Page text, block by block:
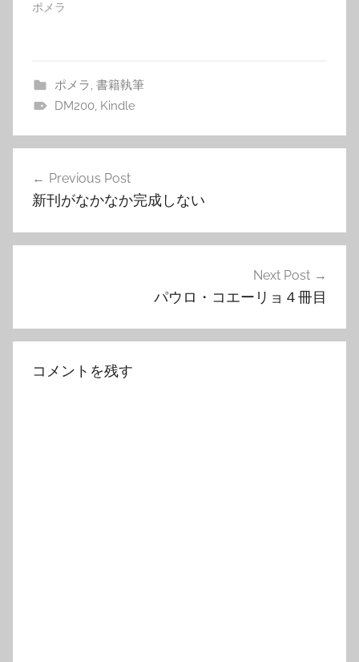
ポメラ
ポメラ, 書籍執筆
DM200, Kindle
ビ
シ
Previous Post
新刊がなかなか完成しない
Next Post
パウロ・コエーリョ４冊目
コメントを残す